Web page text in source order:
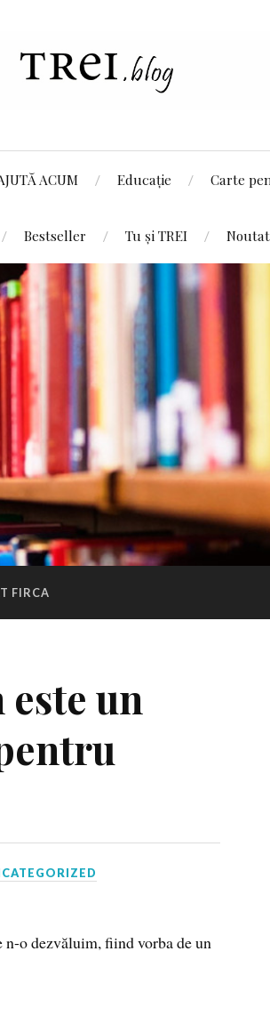
ACUM Educație Carte
Bestseller Tu și TREI
FIRCA
este un
n-o dezvăluim, fiind vorba de un